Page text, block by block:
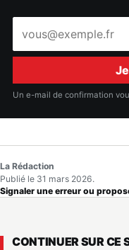
mail
Un e-mail de confirmation
La Rédaction
Publié le 31 mars 2026.
Signaler une erreur ou
CONTINUER SUR CE